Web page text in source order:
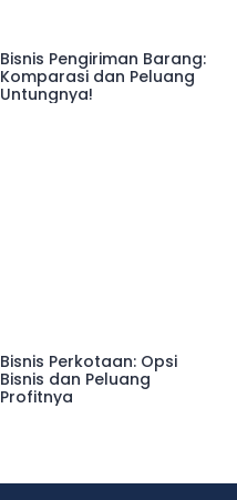
Bisnis Pengiriman Barang:
Komparasi dan Peluang
Untungnya!
Bisnis Perkotaan: Opsi
Bisnis dan Peluang
Profitnya